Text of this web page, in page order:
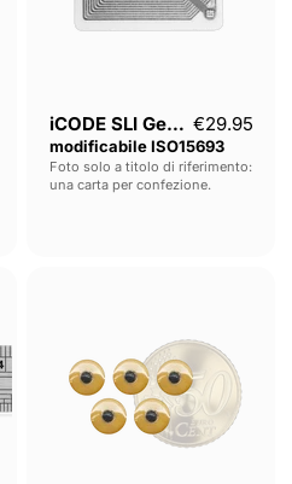
iCODE SLI Gen2 UID €29.95
modificabile ISO15693
Foto solo a titolo di riferimento:
una carta per confezione.
Una
volta
Scrivi
UID
Modificabile
Tag